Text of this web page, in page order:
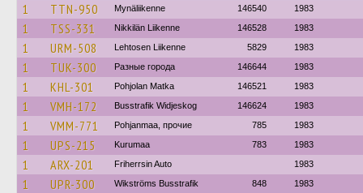
1 TTN-950 Mynäliikenne 146540 1983
1 TSS-331 Nikkilän Liikenne 146528 1983
1 URM-508 Lehtosen Liikenne 5829 1983
1 TUK-300 Разные города 146644 1983
1 KHL-301 Pohjolan Matka 146521 1983
1 VMH-172 Busstrafik Widjeskog 146624 1983
1 VMM-771 Pohjanmaa, прочие 785 1983
1 UPS-215 Kurumaa 783 1983
1 ARX-201 Friherrsin Auto 1983
1 UPR-300 Wikströms Busstrafik 848 1983